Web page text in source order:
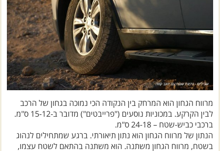
מרווח הגחון הוא המרחק בין הנקודה הכי נמוכה בגחון של הרכב
לבין הקרקע. במכוניות נוסעים ("פרייבטים") מדובר ב-15-12 ס"מ.
ברכבי כביש-שטח – 24-18 ס"מ.
הנתון של מרווח הגחון הוא נתון תיאורתי. ברגע שמתחילים לנהוג
בשטח, מרווח הגחון משתנה. הוא משתנה בהתאם לשטח עצמו,
בהתאם לרכב ולמתלים ובהתאם לנהיגה.